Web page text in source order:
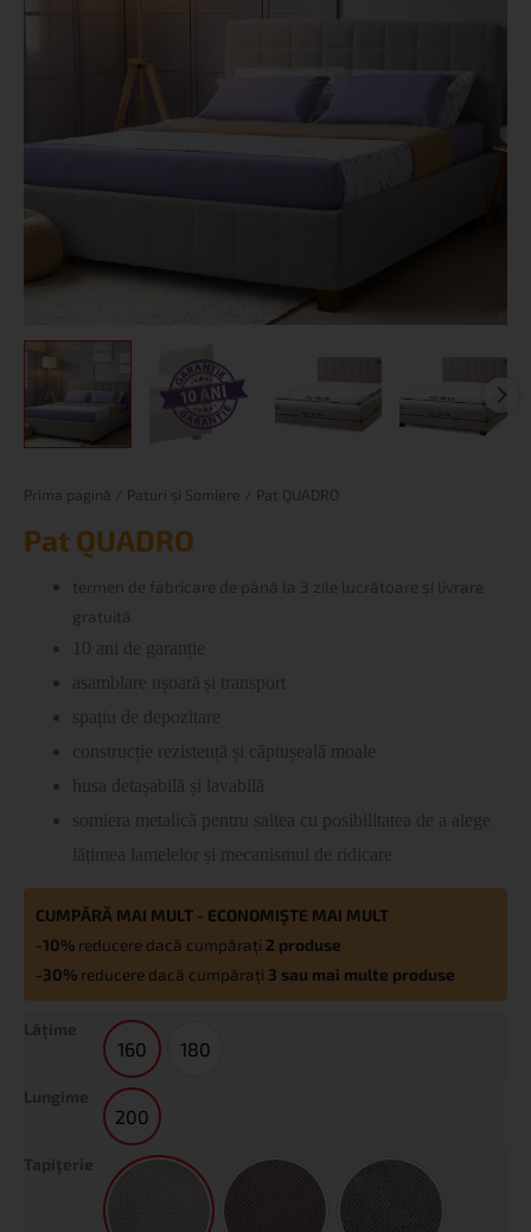
Prima pagină Paturi și Somiere / Pat QUADRO
Pat QUADRO
termen de fabricare de până la 3 zile lucrătoare și livrare
gratuită
10 ani de garanție
asamblare ușoară și transport
spațiu de depozitare
construcție
rezistență și căptușeală moale
husa detașabilă și lavabilă
somiera
metalic ă pentru saltea cu posibilitatea de a alege
lățimea lamelelor și mecanismul de ridicare
CUMPĂRĂ MAI MULT - ECONOMIȘTE MAI MULT
-10% reducere dacă cumpărați 2 produse
-30% reducere dacă cumpărați 3 sau mai multe produse
160
160 180
180
Lungime
200
200
Siena Beige Siena Brown Siena Dark Beige
Cantitate
QUADRO